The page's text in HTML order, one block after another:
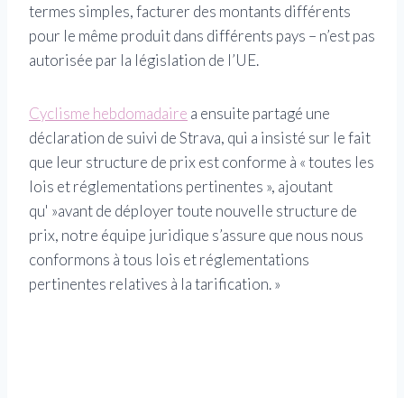
termes simples, facturer des montants différents
pour le même produit dans différents pays – n’est pas
autorisée par la législation de l’UE.
Cyclisme hebdomadaire a ensuite partagé une
déclaration de suivi de Strava, qui a insisté sur le fait
que leur structure de prix est conforme à « toutes les
lois et réglementations pertinentes », ajoutant
qu' »avant de déployer toute nouvelle structure de
prix, notre équipe juridique s’assure que nous nous
conformons à tous lois et réglementations
pertinentes relatives à la tarification. »